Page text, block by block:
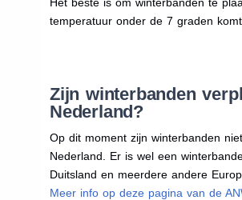
temperatuur onder de 7 graden komt.
Zijn winterbanden
Nederland?
Op dit moment zijn winterbanden
Nederland. Er is wel een
Duitsland en meerdere andere
Meer info op deze pagina van de